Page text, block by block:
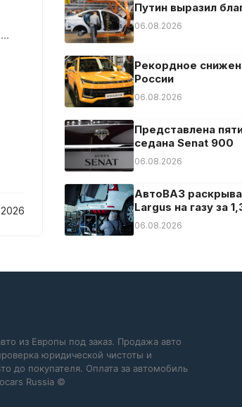
Путин выразил
06.08.2026
Рекордное
России
06.08.2026
Представлена
седана Senat 900
06.08.2026
АвтоВАЗ
Largus на газу за
06.08.2026
из Европы под заказ. Продажа авто
юридической чистоты и
до покупателя. Оплата за автомобиль
Russia ©